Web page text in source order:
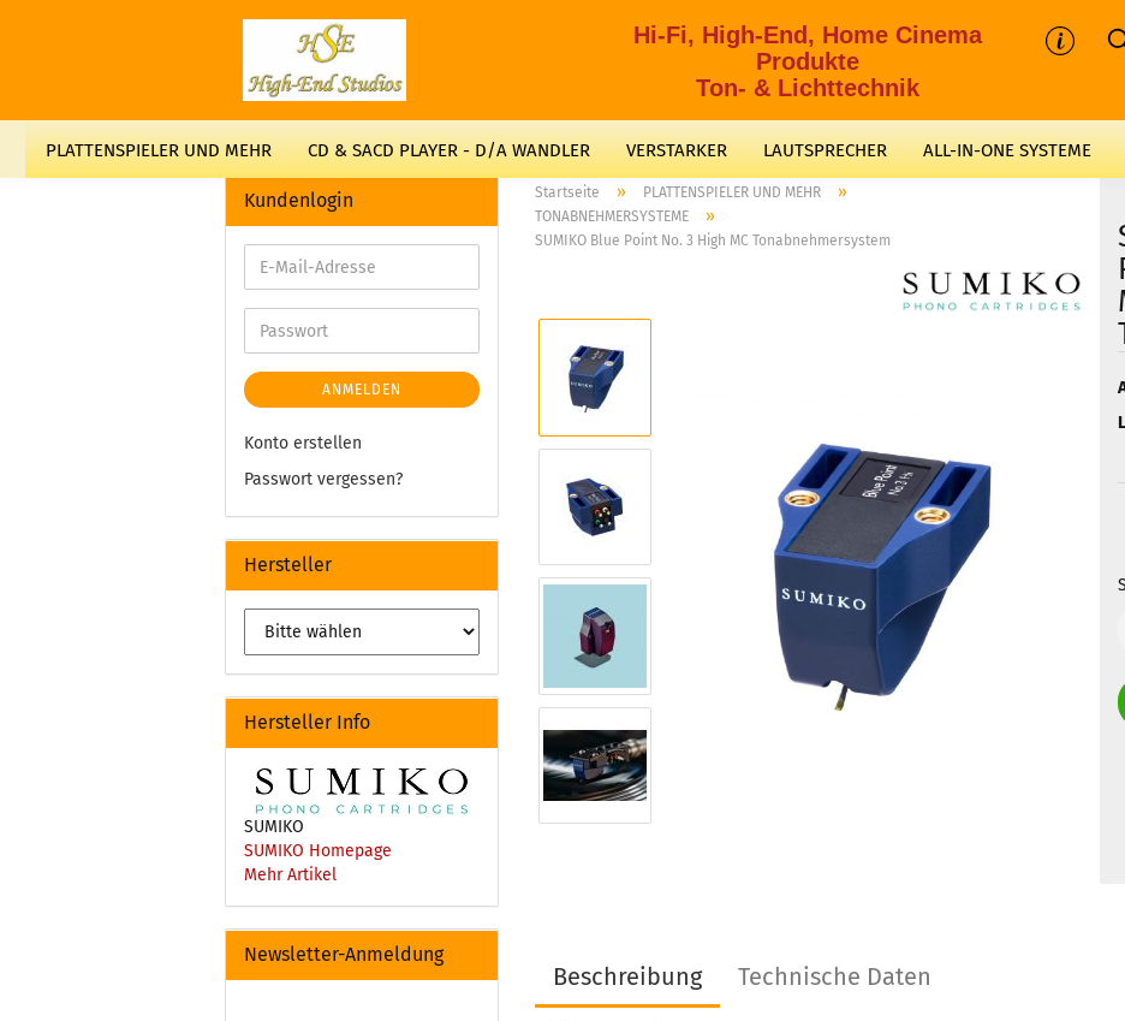
Hi-Fi, High-End, Home Cinema
Produkte
Ton- & Lichttechnik
PLATTENSPIELER UND MEHR CD & SACD PLAYER - D/A WANDLER VERSTARKER LAUTSPRECHER ALL-IN-ONE SYSTEME
Startseite » PLATTENSPIELER UND MEHR »
TONABNEHMERSYSTEME »
SUMIKO Blue Point No. 3 High MC Tonabnehmersystem
Beschreibung Technische Daten
Kundenlogin
ANMELDEN
Konto erstellen
Passwort vergessen?
Hersteller
Hersteller Info
SUMIKO
SUMIKO Homepage
Mehr Artikel
Newsletter-Anmeldung